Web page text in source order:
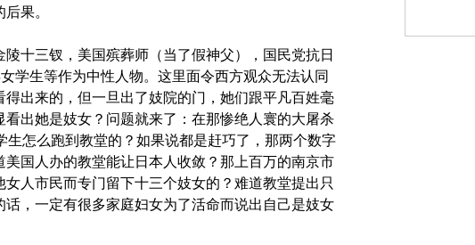
果。
十三钗，美国殡葬师（当了假神父），国民党抗日
学生等作为中性人物。这里面令西方观众无法认同
出来的，但一旦出了妓院的门，她们跟平凡百姓毫
出她是妓女？问题就来了：在那惨绝人寰的大屠杀
怎么跑到教堂的？如果说都是赶巧了，那两个数字
国人办的教堂能让日本人收敛？那上百万的南京市
人市民而专门留下十三个妓女的？难道教堂提出只
，一定有很多家庭妇女为了活命而说出自己是妓女